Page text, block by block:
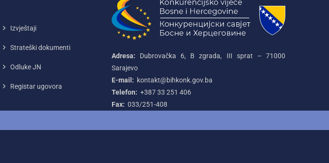
Izvještaji
Strateški dokumenti
Odluke JN
Registar ugovora
Adresa: Dubrovačka 6, B zgrada, III sprat – 71000‌
Sarajevo
E-mail: kontakt@bihkonk.gov.ba
Telefon: +387‌ 33‌ 251‌ 406
Fax: 033/251-408